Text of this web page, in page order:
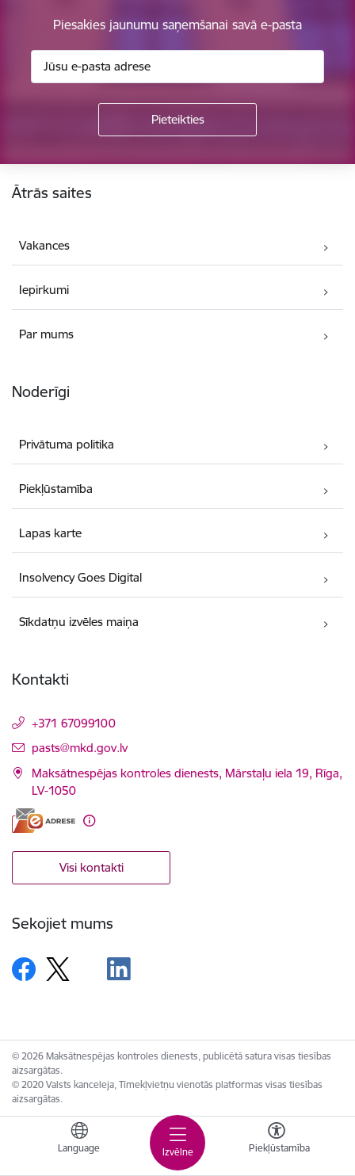
Izvēlne
Language Piekļūstamība
Piesakies jaunumu saņemšanai savā e-pasta
Ātrās saites
Vakances
Iepirkumi
Par mums
Noderīgi
Privātuma politika
Piekļūstamība
Lapas karte
Insolvency Goes Digital
Sīkdatņu izvēles maiņa
Kontakti
+371 67099100
E-pasts:
pasts@mkd.gov.lv
Maksātnespējas kontroles dienests, Mārstaļu iela 19, Rīga,
LV-1050
Visi kontakti
Sekojiet mums
© 2026 Maksātnespējas kontroles dienests, publicētā satura visas tiesības
aizsargātas.
© 2020 Valsts kanceleja, Tīmekļvietņu vienotās platformas visas tiesības
aizsargātas.